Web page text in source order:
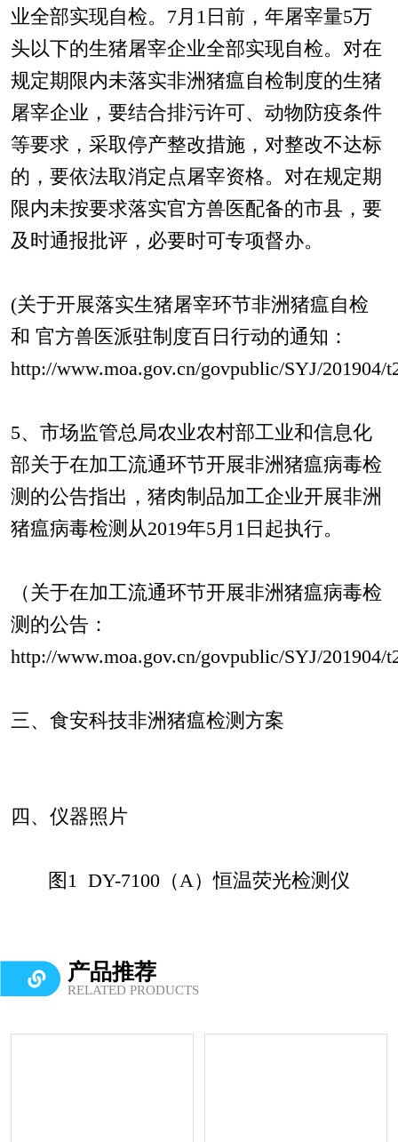
业全部实现自检。7月1日前，年屠宰量5万
头以下的生猪屠宰企业全部实现自检。对在
规定期限内未落实非洲猪瘟自检制度的生猪
屠宰企业，要结合排污许可、动物防疫条件
等要求，采取停产整改措施，对整改不达标
的，要依法取消定点屠宰资格。对在规定期
限内未按要求落实官方兽医配备的市县，要
及时通报批评，必要时可专项督办。
(关于开展落实生猪屠宰环节非洲猪瘟自检
和 官方兽医派驻制度百日行动的通知：
http://www.moa.gov.cn/govpublic/SYJ/201904/
5、市场监管总局农业农村部工业和信息化
部关于在加工流通环节开展非洲猪瘟病毒检
测的公告指出，猪肉制品加工企业开展非洲
猪瘟病毒检测从2019年5月1日起执行。
（关于在加工流通环节开展非洲猪瘟病毒检
测的公告：
http://www.moa.gov.cn/govpublic/SYJ/201904/
三、食安科技非洲猪瘟检测方案
四、仪器照片
图1 DY-7100（A）恒温荧光检测仪
产品推荐
RELATED PRODUCTS